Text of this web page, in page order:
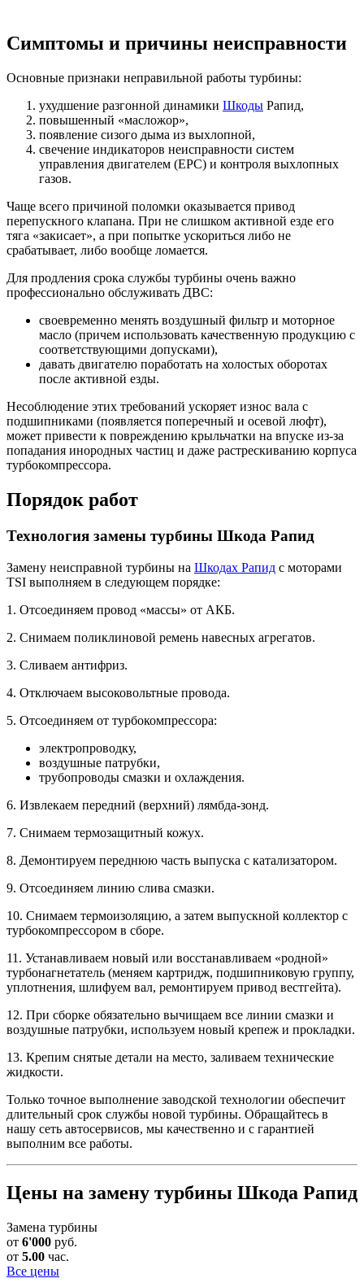
Симптомы и причины неисправности
Основные признаки неправильной работы турбины:
ухудшение разгонной динамики Шкоды Рапид,
повышенный «масложор»,
появление сизого дыма из выхлопной,
свечение индикаторов неисправности систем
управления двигателем (EPC) и контроля выхлопных
газов.
Чаще всего причиной поломки оказывается привод
перепускного клапана. При не слишком активной езде его
тяга «закисает», а при попытке ускориться либо не
срабатывает, либо вообще ломается.
Для продления срока службы турбины очень важно
профессионально обслуживать ДВС:
своевременно менять воздушный фильтр и моторное
масло (причем использовать качественную продукцию с
соответствующими допусками),
давать двигателю поработать на холостых оборотах
после активной езды.
Несоблюдение этих требований ускоряет износ вала с
подшипниками (появляется поперечный и осевой люфт),
может привести к повреждению крыльчатки на впуске из-за
попадания инородных частиц и даже растрескиванию корпуса
турбокомпрессора.
Порядок работ
Технология замены турбины Шкода Рапид
Замену неисправной турбины на Шкодах Рапид с моторами
TSI выполняем в следующем порядке:
1. Отсоединяем провод «массы» от АКБ.
2. Снимаем поликлиновой ремень навесных агрегатов.
3. Сливаем антифриз.
4. Отключаем высоковольтные провода.
5. Отсоединяем от турбокомпрессора:
электропроводку,
воздушные патрубки,
трубопроводы смазки и охлаждения.
6. Извлекаем передний (верхний) лямбда-зонд.
7. Снимаем термозащитный кожух.
8. Демонтируем переднюю часть выпуска с катализатором.
9. Отсоединяем линию слива смазки.
10. Снимаем термоизоляцию, а затем выпускной коллектор с
турбокомпрессором в сборе.
11. Устанавливаем новый или восстанавливаем «родной»
турбонагнетатель (меняем картридж, подшипниковую группу,
уплотнения, шлифуем вал, ремонтируем привод вестгейта).
12. При сборке обязательно вычищаем все линии смазки и
воздушные патрубки, используем новый крепеж и прокладки.
13. Крепим снятые детали на место, заливаем технические
жидкости.
Только точное выполнение заводской технологии обеспечит
длительный срок службы новой турбины. Обращайтесь в
нашу сеть автосервисов, мы качественно и с гарантией
выполним все работы.
Цены на замену турбины Шкода Рапид
Замена турбины
от 6'000 руб.
от 5.00 час.
Все цены